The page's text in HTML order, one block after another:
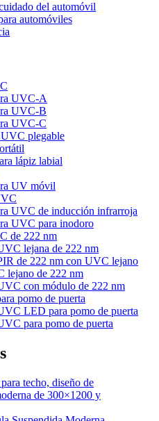
del automóvil
automóviles
UVC-A
UVC-B
UVC-C
plegable
lápiz labial
UV móvil
UVC de inducción infrarroja
UVC para inodoro
de 222 nm
lejana de 222 nm
de 222 nm con UVC lejano
lejano de 222 nm
con módulo de 222 nm
pomo de puerta
LED para pomo de puerta
para pomo de puerta